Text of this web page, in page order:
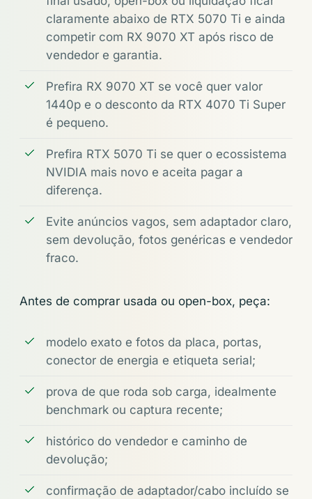
claramente abaixo de RTX 5070 Ti e ainda
competir com RX 9070 XT após risco de
vendedor e garantia.
Prefira RX 9070 XT se você quer valor
1440p e o desconto da RTX 4070 Ti Super
é pequeno.
Prefira RTX 5070 Ti se quer o ecossistema
NVIDIA mais novo e aceita pagar a
diferença.
Evite anúncios vagos, sem adaptador claro,
sem devolução, fotos genéricas e vendedor
fraco.
Antes de comprar usada ou open-box, peça:
modelo exato e fotos da placa, portas,
conector de energia e etiqueta serial;
prova de que roda sob carga, idealmente
benchmark ou captura recente;
histórico do vendedor e caminho de
devolução;
confirmação de adaptador/cabo incluído se